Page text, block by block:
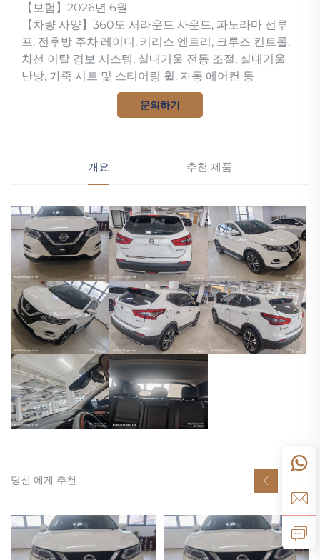
【보험】2026년 6월
【차량 사양】360도 서라운드 사운드, 파노라마 선루
프, 전후방 주차 레이더, 키리스 엔트리, 크루즈 컨트롤,
차선 이탈 경보 시스템, 실내거울 전동 조절, 실내거울
난방, 가죽 시트 및 스티어링 휠, 자동 에어컨 등
문의하기
개요 추천 제품
당신 에게 추천